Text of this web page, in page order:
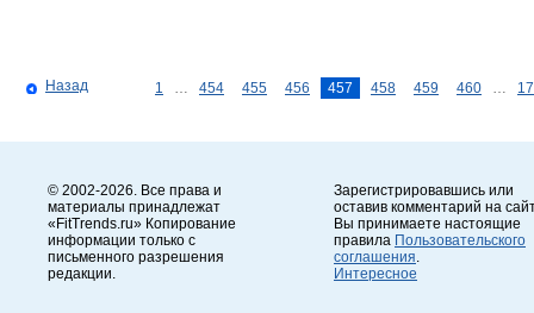
Назад 1 454 455 456 457 458 459 460
© 2002-2026. Все права и
материалы принадлежат
«FitTrends.ru» Копирование
информации только с
письменного разрешения
редакции.
Зарегистрировавшись или
оставив комментарий на
Вы принимаете настоящие
правила Пользовательского
соглашения
Интересное